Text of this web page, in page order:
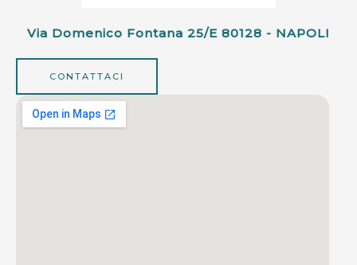
Via Domenico Fontana 25/e 80128 - NAPOLI
CONTATTACI